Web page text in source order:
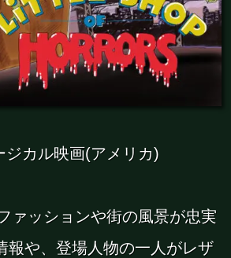
ジカル映画(アメリカ)
ァッションや街の風景が忠実
報や、登場人物の一人がレザ